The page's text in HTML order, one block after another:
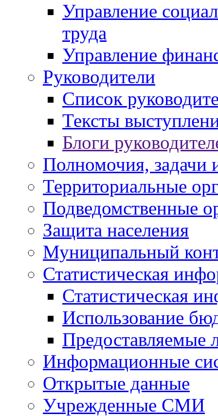
Управление
труда
Управление
Руководители
Список
Тексты
Блоги
Полномочия, задачи
Территориальные
Подведомственные
Защита населения
Муниципальный
Статистическая
Статистическая
Использование
Предоставляемые
Информационные
Открытые данные
Учрежденные СМИ